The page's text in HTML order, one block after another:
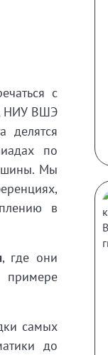
с
НИУ ВШЭ
делятся
по
Мы
в
, где они
примере
самых
до